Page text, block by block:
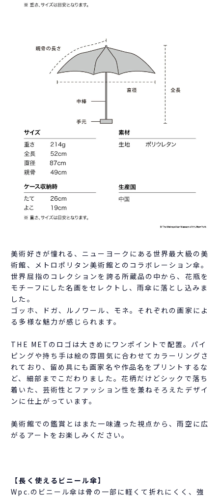
美術好きが憧れる、ニューヨークにある世界最大級の美
術館、メトロポリタン美術館とのコラボレーション傘。
世界屈指のコレクションを誇る所蔵品の中から、花瓶を
モチーフにした名画をセレクトし、雨傘に落とし込みま
した。
ゴッホ、ドガ、ルノワール、モネ。それぞれの画家によ
る多様な魅力が感じられます。
THE METのロゴは大きめにワンポイントで配置。パイ
ピングや持ち手は絵の雰囲気に合わせてカラーリングさ
れており、留め具にも画家名や作品名をプリントするな
ど、細部までこだわりました。花柄だけどシックで落ち
着いた、芸術性とファッション性を兼ねそろえたデザイ
ンに仕上がっています。
美術館での鑑賞とはまた一味違った視点から、雨空に広
がるアートをお楽しみください。
【長く使えるビニール傘】
Wpc.のビニール傘は骨の一部に軽くて折れにくく、強